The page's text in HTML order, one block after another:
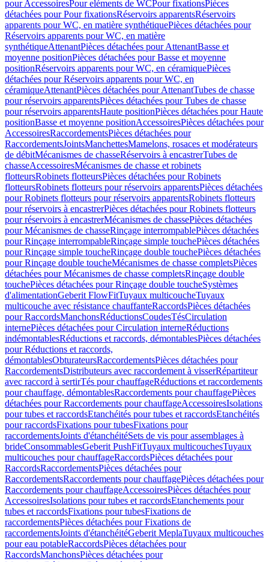
pour AccessoiresPour eléments de WCPour fixationsPièces
détachées pour Pour fixationsRéservoirs apparentsRéservoirs
apparents pour WC, en matière synthétiquePièces détachées pour
Réservoirs apparents pour WC, en matière
synthétiqueAttenantPièces détachées pour AttenantBasse et
moyenne positionPièces détachées pour Basse et moyenne
positionRéservoirs apparents pour WC, en céramiquePièces
détachées pour Réservoirs apparents pour WC, en
céramiqueAttenantPièces détachées pour AttenantTubes de chasse
pour réservoirs apparentsPièces détachées pour Tubes de chasse
pour réservoirs apparentsHaute positionPièces détachées pour Haute
positionBasse et moyenne positionAccessoiresPièces détachées pour
AccessoiresRaccordementsPièces détachées pour
RaccordementsJointsManchettesMamelons, rosaces et modérateurs
de débitMécanismes de chasseRéservoirs à encastrerTubes de
chasseAccessoiresMécanismes de chasse et robinets
flotteursRobinets flotteursPièces détachées pour Robinets
flotteursRobinets flotteurs pour réservoirs apparentsPièces détachées
pour Robinets flotteurs pour réservoirs apparentsRobinets flotteurs
pour réservoirs à encastrerPièces détachées pour Robinets flotteurs
pour réservoirs à encastrerMécanismes de chassePièces détachées
pour Mécanismes de chasseRinçage interrompablePièces détachées
pour Rinçage interrompableRinçage simple touchePièces détachées
pour Rinçage simple toucheRinçage double touchePièces détachées
pour Rinçage double toucheMécanismes de chasse completsPièces
détachées pour Mécanismes de chasse completsRinçage double
touchePièces détachées pour Rinçage double toucheSystèmes
d'alimentationGeberit FlowFitTuyaux multicoucheTuyaux
multicouche avec résistance chauffanteRaccordsPièces détachées
pour RaccordsManchonsRéductionsCoudesTésCirculation
internePièces détachées pour Circulation interneRéductions
indémontablesRéductions et raccords, démontablesPièces détachées
pour Réductions et raccords,
démontablesObturateursRaccordementsPièces détachées pour
RaccordementsDistributeurs avec raccordement à visserRépartiteur
avec raccord à sertirTés pour chauffageRéductions et raccordements
pour chauffage, démontablesRaccordements pour chauffagePièces
détachées pour Raccordements pour chauffageAccessoiresIsolations
pour tubes et raccordsEtanchéités pour tubes et raccordsEtanchéités
pour raccordsFixations pour tubesFixations pour
raccordementsJoints d'étanchéitéSets de vis pour assemblages à
brideConsommablesGeberit PushFitTuyaux multicouchesTuyaux
multicouches pour chauffageRaccordsPièces détachées pour
RaccordsRaccordementsPièces détachées pour
RaccordementsRaccordements pour chauffagePièces détachées pour
Raccordements pour chauffageAccessoiresPièces détachées pour
AccessoiresIsolations pour tubes et raccordsEtanchements pour
tubes et raccordsFixations pour tubesFixations de
raccordementsPièces détachées pour Fixations de
raccordementsJoints d'étanchéitéGeberit MeplaTuyaux multicouches
pour eau potableRaccordsPièces détachées pour
RaccordsManchonsPièces détachées pour